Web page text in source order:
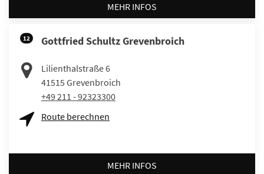
MEHR INFOS
12 Gottfried Schultz Grevenbroich
Lilienthalstraße 6
41515 Grevenbroich
+49 211 - 92323300
Route berechnen
MEHR INFOS